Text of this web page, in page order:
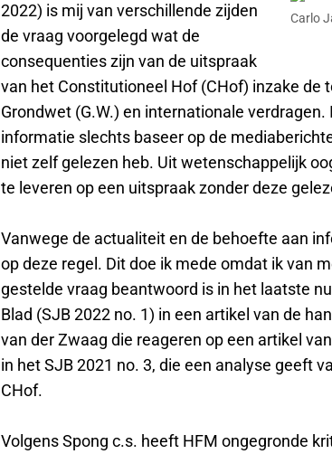
Carlo
2022) is mij van verschillende zijden
de vraag voorgelegd wat de
consequenties zijn van de uitspraak
van het Constitutioneel Hof (CHof) inzake de
Grondwet (G.W.) en internationale
informatie slechts baseer op de
niet zelf gelezen heb. Uit wetenschappelijk
te leveren op een uitspraak zonder deze
Vanwege de actualiteit en de behoefte aan
op deze regel. Dit doe ik mede omdat ik van
gestelde vraag beantwoord is in het laatste
Blad (SJB 2022 no. 1) in een artikel van de
van der Zwaag die reageren op een artikel
in het SJB 2021 no. 3, die een analyse geeft
CHof.
Volgens Spong c.s. heeft HFM ongegronde